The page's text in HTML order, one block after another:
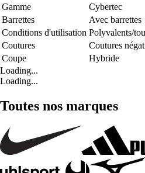
Gamme
Cybertec
Barrettes
Avec barrettes
Conditions d'utilisation Polyvalents/
Coutures
Coutures
Coupe
Hybride
Loading...
Loading...
Toutes nos marques